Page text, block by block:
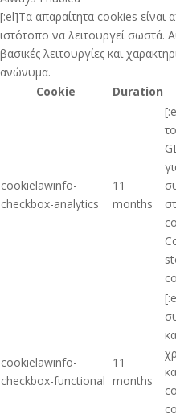
[:el]Τα απαραίτητα cookies είναι
ιστότοπο να λειτουργεί σωστά.
βασικές λειτουργίες και
ανώνυμα.
Cookie
Duration
cookielawinfo-
checkbox-analytics
11
months
cookielawinfo-
checkbox-functional
11
months